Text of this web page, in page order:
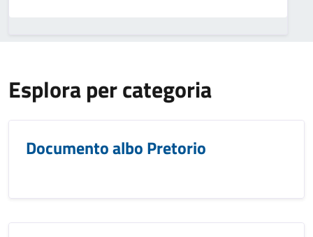
Esplora per categoria
Documento albo Pretorio